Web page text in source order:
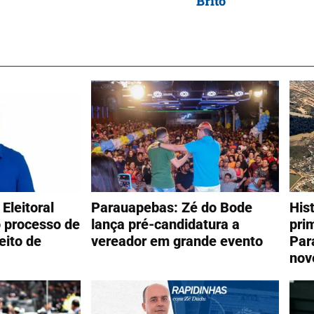
de
de
Parauapebas: Zé do Bode
lança pré-candidatura a
vereador em grande evento